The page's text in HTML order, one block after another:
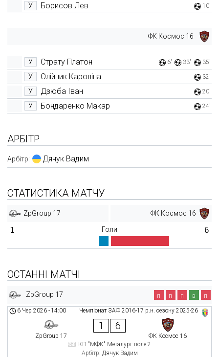
У Борисов Лев 10'
ФК Космос 16
У Страту Платон 6' 33' 35'
У Олійник Кароліна 32'
У Дзюба Іван 20'
У Бондаренко Макар 24'
АРБІТР
Арбітр: Дячук Вадим
СТАТИСТИКА МАТЧУ
ZpGroup 17 ФК Космос 16
1 Голи 6
ОСТАННІ МАТЧІ
ZpGroup 17 п п п в п
Чемпіонат ЗАФ 2016-17 р.н. сезону 2025-26
6 Чер 2026 -14:00
ZpGroup 17
1 6
ФК Космос 16
КП "МФК" Металург поле 2
Арбітр: Дячук Вадим